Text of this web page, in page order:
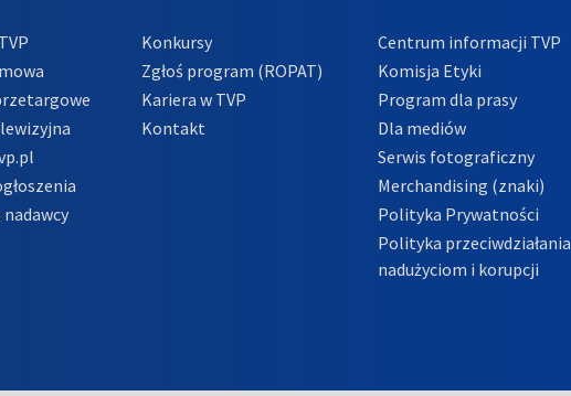
Konkursy
Zgłoś program (ROPAT)
Kariera w TVP
Kontakt
Centrum informacji TVP
Komisja Etyki
Program dla prasy
Dla mediów
Serwis fotograficzny
Merchandising (znaki)
Polityka Prywatności
Polityka przeciwdziałania
nadużyciom i korupcji